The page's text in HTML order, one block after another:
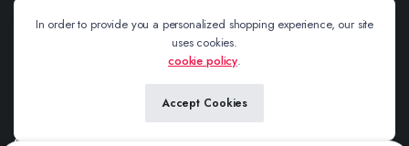
732 601 774
Andrea Šimonová Havlíčkova 234/1 Valašské Meziříčí 757 01
In order to provide you a personalized shopping experience, our site
uses cookies.
cookie policy.
Accept Cookies